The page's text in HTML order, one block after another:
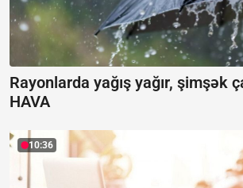
Rayonlarda yağış yağır, şimşək
HAVA
10:36